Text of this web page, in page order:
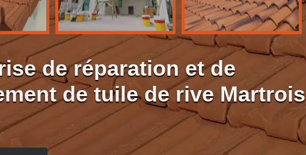
de réparation et de
de tuile de rive Martrois